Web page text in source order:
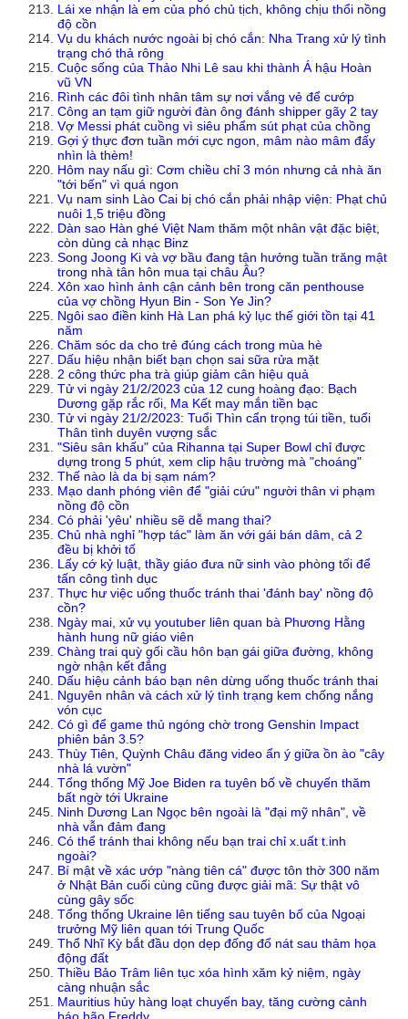
Lái xe nhận là em của phó chủ tịch, không chịu thổi nồng
độ cồn
Vụ du khách nước ngoài bị chó cắn: Nha Trang xử lý tình
trạng chó thả rông
Cuộc sống của Thảo Nhi Lê sau khi thành Á hậu Hoàn
vũ VN
Rình các đôi tình nhân tâm sự nơi vắng vẻ để cướp
Công an tạm giữ người đàn ông đánh shipper gãy 2 tay
Vợ Messi phát cuồng vì siêu phẩm sút phạt của chồng
Gợi ý thực đơn tuần mới cực ngon, mâm nào mâm đấy
nhìn là thèm!
Hôm nay nấu gì: Cơm chiều chỉ 3 món nhưng cả nhà ăn
"tới bến" vì quá ngon
Vụ nam sinh Lào Cai bị chó cắn phải nhập viện: Phạt chủ
nuôi 1,5 triệu đồng
Dàn sao Hàn ghé Việt Nam thăm một nhân vật đặc biệt,
còn dùng cả nhạc Binz
Song Joong Ki và vợ bầu đang tận hưởng tuần trăng mật
trong nhà tân hôn mua tại châu Âu?
Xôn xao hình ảnh cận cảnh bên trong căn penthouse
của vợ chồng Hyun Bin - Son Ye Jin?
Ngôi sao điền kinh Hà Lan phá kỷ lục thế giới tồn tại 41
năm
Chăm sóc da cho trẻ đúng cách trong mùa hè
Dấu hiệu nhận biết bạn chọn sai sữa rửa mặt
2 công thức pha trà giúp giảm cân hiệu quả
Tử vi ngày 21/2/2023 của 12 cung hoàng đạo: Bạch
Dương gặp rắc rối, Ma Kết may mắn tiền bạc
Tử vi ngày 21/2/2023: Tuổi Thìn cẩn trọng túi tiền, tuổi
Thân tình duyên vượng sắc
"Siêu sân khấu" của Rihanna tại Super Bowl chỉ được
dựng trong 5 phút, xem clip hậu trường mà "choáng"
Thế nào là da bị sạm nám?
Mạo danh phóng viên để "giải cứu" người thân vi phạm
nồng độ cồn
Có phải 'yêu' nhiều sẽ dễ mang thai?
Chủ nhà nghỉ "hợp tác" làm ăn với gái bán dâm, cả 2
đều bị khởi tố
Lấy cớ kỷ luật, thầy giáo đưa nữ sinh vào phòng tối để
tấn công tình dục
Thực hư việc uống thuốc tránh thai 'đánh bay' nồng độ
cồn?
Ngày mai, xử vụ youtuber liên quan bà Phương Hằng
hành hung nữ giáo viên
Chàng trai quỳ gối cầu hôn bạn gái giữa đường, không
ngờ nhận kết đắng
Dấu hiệu cảnh báo bạn nên dừng uống thuốc tránh thai
Nguyên nhân và cách xử lý tình trạng kem chống nắng
vón cục
Có gì để game thủ ngóng chờ trong Genshin Impact
phiên bản 3.5?
Thùy Tiên, Quỳnh Châu đăng video ẩn ý giữa ồn ào "cây
nhà lá vườn"
Tổng thống Mỹ Joe Biden ra tuyên bố về chuyến thăm
bất ngờ tới Ukraine
Ninh Dương Lan Ngọc bên ngoài là "đại mỹ nhân", về
nhà vẫn đảm đang
Có thể tránh thai không nếu bạn trai chỉ x.uất t.inh
ngoài?
Bí mật về xác ướp "nàng tiên cá" được tôn thờ 300 năm
ở Nhật Bản cuối cùng cũng được giải mã: Sự thật vô
cùng gây sốc
Tổng thống Ukraine lên tiếng sau tuyên bố của Ngoại
trưởng Mỹ liên quan tới Trung Quốc
Thổ Nhĩ Kỳ bắt đầu dọn dẹp đống đổ nát sau thảm họa
động đất
Thiều Bảo Trâm liên tục xóa hình xăm kỷ niệm, ngày
càng nhuận sắc
Mauritius hủy hàng loạt chuyến bay, tăng cường cảnh